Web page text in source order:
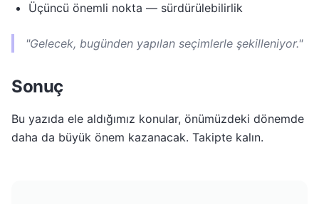
Üçüncü önemli nokta — sürdürülebilirlik
"Gelecek, bugünden yapılan seçimlerle şekilleniyor."
Sonuç
Bu yazıda ele aldığımız konular, önümüzdeki dönemde
daha da büyük önem kazanacak. Takipte kalın.